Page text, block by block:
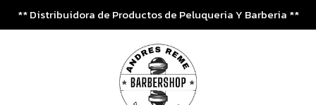
** Distribuidora de Productos de Peluqueria Y Barberia **